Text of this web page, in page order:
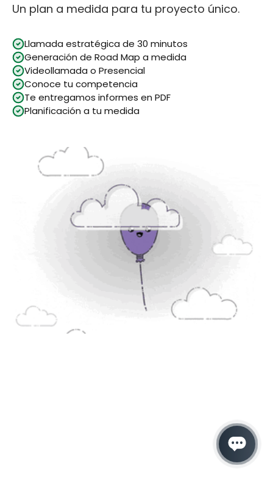
Un plan a medida para tu proyecto único.
Llamada estratégica de 30 minutos
Generación de Road Map a medida
Videollamada o Presencial
Conoce tu competencia
Te entregamos informes en PDF
Planificación a tu medida